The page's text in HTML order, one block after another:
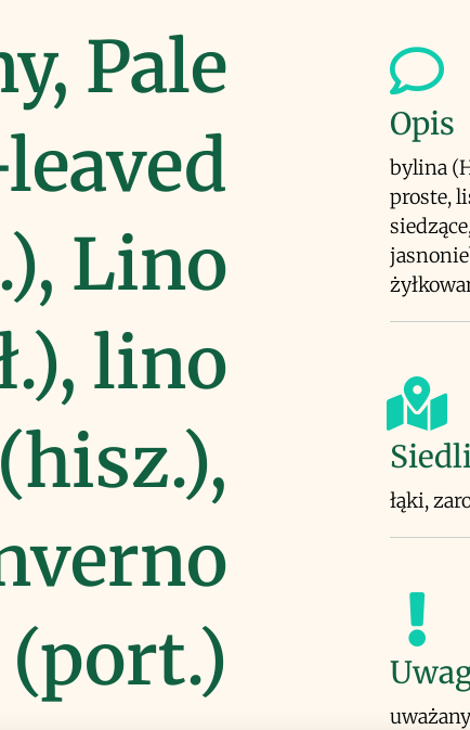
Pale
Lino
lino
(port.)
Opis
bylina
proste,
łąki,